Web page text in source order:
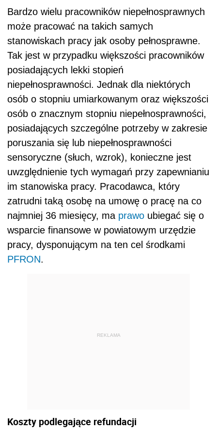
Bardzo wielu pracowników niepełnosprawnych
może pracować na takich samych
stanowiskach pracy jak osoby pełnosprawne.
Tak jest w przypadku większości pracowników
posiadających lekki stopień
niepełnosprawności. Jednak dla niektórych
osób o stopniu umiarkowanym oraz większości
osób o znacznym stopniu niepełnosprawności,
posiadających szczególne potrzeby w zakresie
poruszania się lub niepełnosprawności
sensoryczne (słuch, wzrok), konieczne jest
uwzględnienie tych wymagań przy zapewnianiu
im stanowiska pracy. Pracodawca, który
zatrudni taką osobę na umowę o pracę na co
najmniej 36 miesięcy, ma prawo ubiegać się o
wsparcie finansowe w powiatowym urzędzie
pracy, dysponującym na ten cel środkami
PFRON.
REKLAMA
Koszty podlegające refundacji